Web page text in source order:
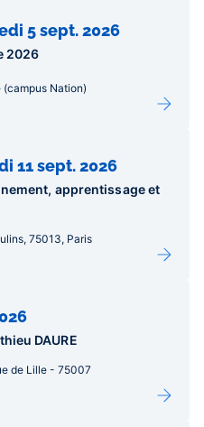
5 sept. 2026
2026
Nation)
11 sept. 2026
apprentissage et
75013, Paris
DAURE
de Lille - 75007